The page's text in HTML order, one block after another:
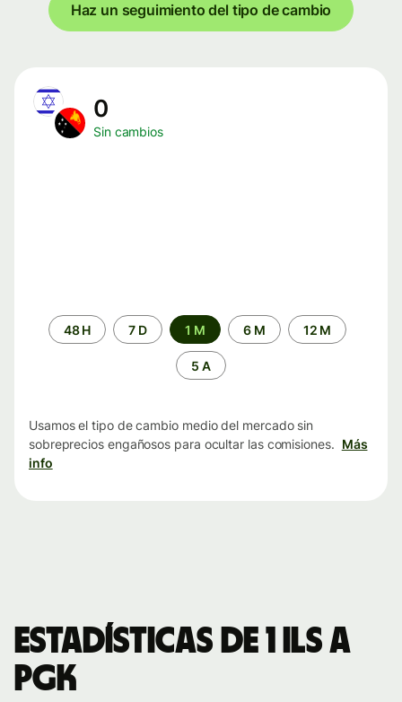
Haz un seguimiento del tipo de cambio
0
Sin cambios
Periodo48 H 7 D 1 M 6 M 12 M
5 A
Usamos el tipo de cambio medio del mercado sin
sobreprecios engañosos para ocultar las comisiones. Más
info
Estadísticas de 1 ILS a
PGK